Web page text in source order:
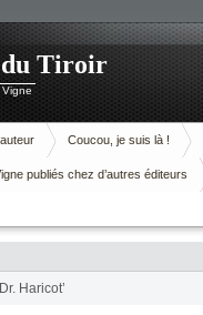
Tiroir
Coucou, je suis là !
publiés chez d’autres éditeurs
Haricot’